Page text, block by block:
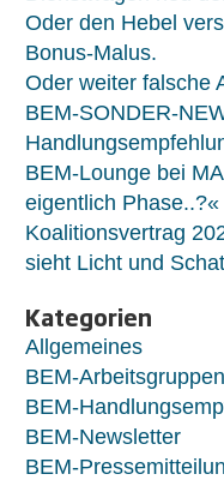
Oder den Hebel
Bonus-Malus.
Oder weiter falsche
BEM-SONDER-
BEM-Lounge bei
eigentlich Phase..?«
Koalitionsvertrag
sieht Licht und
Kategorien
Allgemeines
BEM-Arbeitsgruppen
BEM-
BEM-Newsletter
BEM-